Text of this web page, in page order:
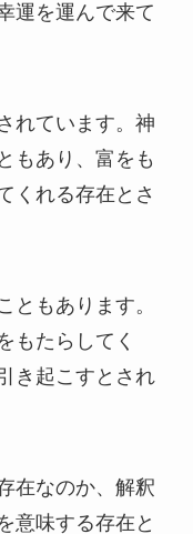
運を運んで来て
れています。神
もあり、富をも
くれる存在とさ
ともあります。
もたらしてく
き起こすとされ
在なのか、解釈
意味する存在と